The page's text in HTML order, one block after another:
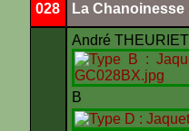
028 La Chanoinesse
André THEURIET